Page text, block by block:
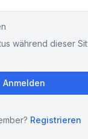
während dieser
Registrieren